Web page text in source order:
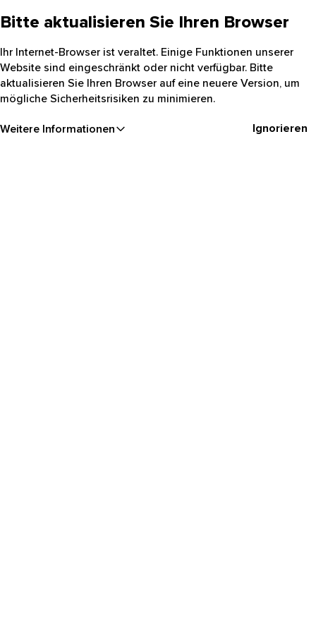
Bitte aktualisieren Sie Ihren Browser
Ihr Internet-Browser ist veraltet. Einige Funktionen unserer
Website sind eingeschränkt oder nicht verfügbar. Bitte
aktualisieren Sie Ihren Browser auf eine neuere Version, um
mögliche Sicherheitsrisiken zu minimieren.
Weitere Informationen Ignorieren